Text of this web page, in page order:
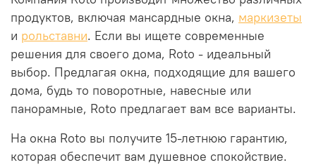
продуктов, включая мансардные окна, маркизеты
и рольставни. Если вы ищете современные
решения для своего дома, Roto - идеальный
выбор. Предлагая окна, подходящие для вашего
дома, будь то поворотные, навесные или
панорамные, Roto предлагает вам все варианты.
На окна Roto вы получите 15-летнюю гарантию,
которая обеспечит вам душевное спокойствие.